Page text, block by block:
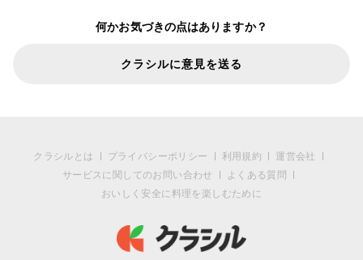
何かお気づきの点はありますか？
クラシルに意見を送る
クラシルとは プライバシーポリシー 利用規約
運営会社
サービスに関してのお問い合わせ
よくある質問
おいしく安全に料理を楽しむために